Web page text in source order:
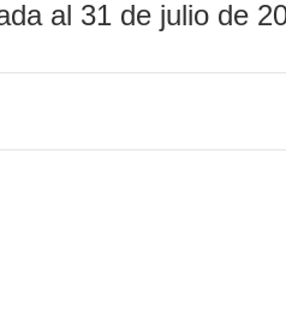
al 31 de julio de